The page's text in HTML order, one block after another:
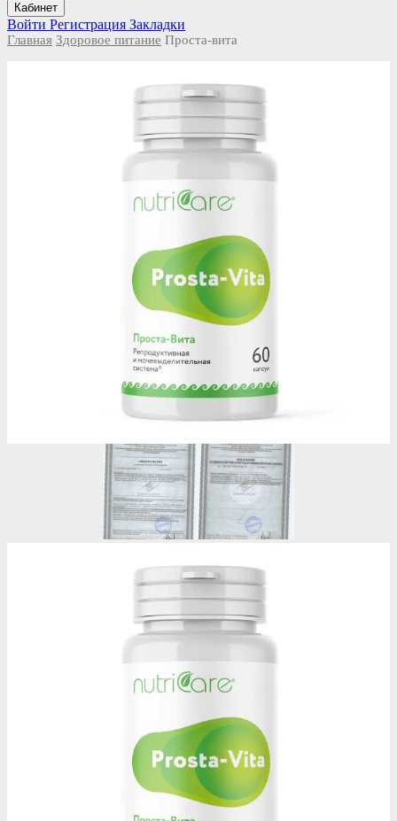
Кабинет
Войти Регистрация Закладки
Главная Здоровое питание Проста-вита